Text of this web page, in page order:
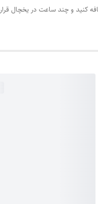
کنید و چند ساعت در یخچال